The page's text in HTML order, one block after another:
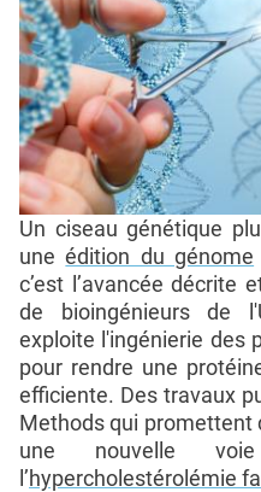
Un ciseau génétique
uneédition du génome
c’est l’avancée décrite
de bioingénieurs de
exploite l'ingénierie des
pour rendre une
efficiente. Des travaux
Methods qui promettent
une nouvelle
l’hypercholestérolémie